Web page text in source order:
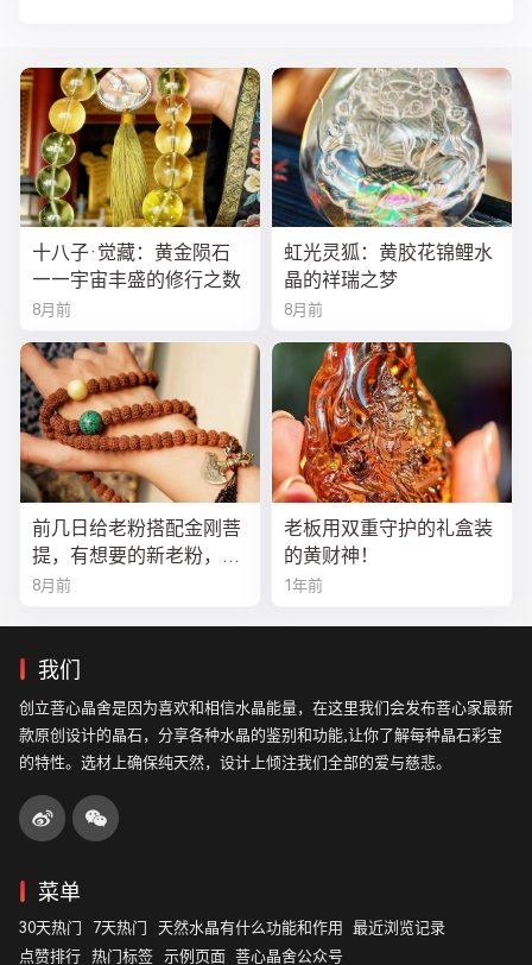
十八子·觉藏：黄金陨石
——宇宙丰盛的修行之数
8月前
虹光灵狐：黄胶花锦鲤水
晶的祥瑞之梦
8月前
前几日给老粉搭配金刚菩
提，有想要的新老粉，都
可以来排队
8月前
老板用双重守护的礼盒装
的黄财神！
1年前
我们
创立菩心晶舍是因为喜欢和相信水晶能量，在这里我们会发布菩心家最新
款原创设计的晶石，分享各种水晶的鉴别和功能,让你了解每种晶石彩宝
的特性。选材上确保纯天然，设计上倾注我们全部的爱与慈悲。
菜单
30天热门 7天热门 天然水晶有什么功能和作用
最近浏览记录
点赞排行 热门标签 示例页面 菩心晶舍公众号